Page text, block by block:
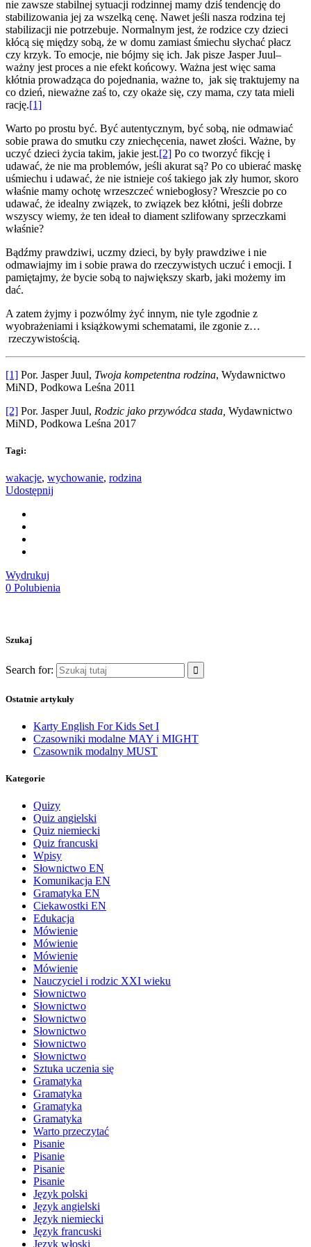
nie zawsze stabilnej sytuacji rodzinnej mamy dziś tendencję do
stabilizowania jej za wszelką cenę. Nawet jeśli nasza rodzina tej
stabilizacji nie potrzebuje. Normalnym jest, że rodzice czy dzieci
kłócą się między sobą, że w domu zamiast śmiechu słychać płacz
czy krzyk. To emocje, nie bójmy się ich. Jak pisze Jasper Juul–
ważny jest proces a nie efekt końcowy. Ważna jest więc sama
kłótnia prowadząca do pojednania, ważne to, jak się traktujemy na
co dzień, nieważne zaś to, czy okaże się, czy mama, czy tata mieli
rację.[1]
Warto po prostu być. Być autentycznym, być sobą, nie odmawiać
sobie prawa do smutku czy zniechęcenia, nawet złości. Ważne, by
uczyć dzieci życia takim, jakie jest.[2] Po co tworzyć fikcję i
udawać, że nie ma problemów, jeśli akurat są? Po co ubierać maskę
uśmiechu i udawać, że nie istnieje coś takiego jak zły humor, skoro
właśnie mamy ochotę wrzeszczeć wniebogłosy? Wreszcie po co
udawać, że idealny związek, to związek bez kłótni, jeśli dobrze
wszyscy wiemy, że ten ideał to diament szlifowany sprzeczkami
właśnie?
Bądźmy prawdziwi, uczmy dzieci, by były prawdziwe i nie
odmawiajmy im i sobie prawa do rzeczywistych uczuć i emocji. I
pamiętajmy, że bycie sobą to największy skarb, jaki możemy im
dać.
A zatem żyjmy i pozwólmy żyć innym, nie tyle zgodnie z
wyobrażeniami i książkowymi schematami, ile zgonie z…
rzeczywistością.
[1] Por. Jasper Juul, Twoja kompetentna rodzina, Wydawnictwo
MiND, Podkowa Leśna 2011
[2] Por. Jasper Juul, Rodzic jako przywódca stada, Wydawnictwo
MiND, Podkowa Leśna 2017
Tagi:
wakacje, wychowanie, rodzina
Udostępnij
Wydrukuj
0 Polubienia
Szukaj
Search for:
Ostatnie artykuły
Karty English For Kids Set I
Czasowniki modalne MAY i MIGHT
Czasownik modalny MUST
Kategorie
Quizy
Quiz angielski
Quiz niemiecki
Quiz francuski
Wpisy
Słownictwo EN
Komunikacja EN
Gramatyka EN
Ciekawostki EN
Edukacja
Mówienie
Mówienie
Mówienie
Mówienie
Nauczyciel i rodzic XXI wieku
Słownictwo
Słownictwo
Słownictwo
Słownictwo
Słownictwo
Słownictwo
Sztuka uczenia się
Gramatyka
Gramatyka
Gramatyka
Gramatyka
Warto przeczytać
Pisanie
Pisanie
Pisanie
Pisanie
Język polski
Język angielski
Język niemiecki
Język francuski
Język włoski